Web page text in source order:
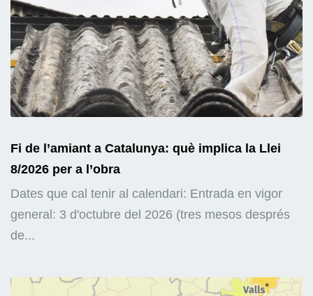
Fi de l’amiant a Catalunya: què implica la Llei
8/2026 per a l’obra
Dates que cal tenir al calendari: Entrada en vigor
general: 3 d'octubre del 2026 (tres mesos després
de...